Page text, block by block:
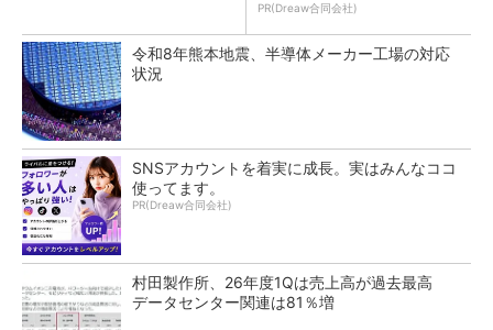
PR(Dreaw合同会社)
令和8年熊本地震、半導体メーカー工場の対応
状況
SNSアカウントを着実に成長。実はみんなココ
使ってます。
PR(Dreaw合同会社)
村田製作所、26年度1Qは売上高が過去最高
データセンター関連は81％増